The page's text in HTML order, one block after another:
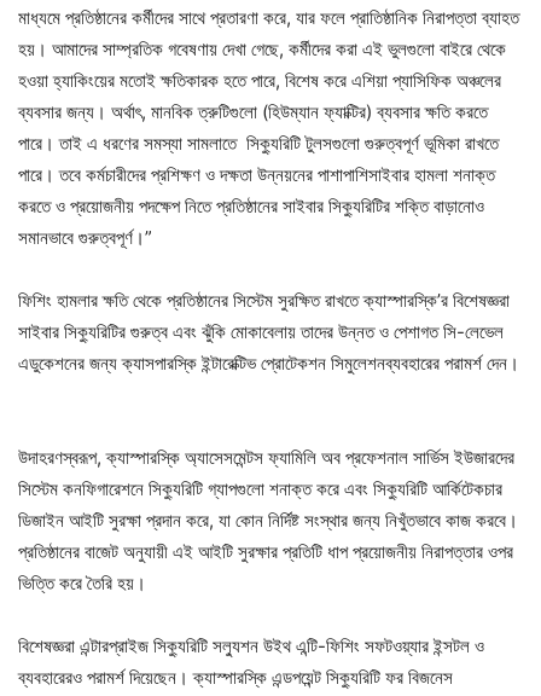
মাধ্যমে প্রতিষ্ঠানের কর্মীদের সাথে প্রতারণা করে, যার ফলে প্রাতিষ্ঠানিক নিরাপত্তা ব্যাহত
হয়। আমাদের সাম্প্রতিক গবেষণায় দেখা গেছে, কর্মীদের করা এই ভুলগুলো বাইরে থেকে
হওয়া হ্যাকিংয়ের মতোই ক্ষতিকারক হতে পারে, বিশেষ করে এশিয়া প্যাসিফিক অঞ্চলের
ব্যবসার জন্য। অর্থাৎ, মানবিক ত্রুটিগুলো (হিউম্যান ফ্যাক্টির) ব্যবসার ক্ষতি করতে
পারে। তাই এ ধরণের সমস্যা সামলাতে সিক্যুরিটি টুলসগুলো গুরুত্বপূর্ণ ভূমিকা রাখতে
পারে। তবে কর্মচারীদের প্রশিক্ষণ ও দক্ষতা উন্নয়নের পাশাপাশিসাইবার হামলা শনাক্ত
করতে ও প্রয়োজনীয় পদক্ষেপ নিতে প্রতিষ্ঠানের সাইবার সিক্যুরিটির শক্তি বাড়ানোও
সমানভাবে গুরুত্বপূর্ণ।”
ফিশিং হামলার ক্ষতি থেকে প্রতিষ্ঠানের সিস্টেম সুরক্ষিত রাখতে ক্যাস্পারস্কি’র বিশেষজ্ঞরা
সাইবার সিক্যুরিটির গুরুত্ব এবং ঝুঁকি মোকাবেলায় তাদের উন্নত ও পেশাগত সি-লেভেল
এডুকেশনের জন্য ক্যাসপারস্কি ইন্টারেক্টিভ প্রোটেকশন সিমুলেশনব্যবহারের পরামর্শ দেন।
উদাহরণস্বরূপ, ক্যাস্পারস্কি অ্যাসেসমেন্টস ফ্যামিলি অব প্রফেশনাল সার্ভিস ইউজারদের
সিস্টেম কনফিগারেশনে সিক্যুরিটি গ্যাপগুলো শনাক্ত করে এবং সিক্যুরিটি আর্কিটেকচার
ডিজাইন আইটি সুরক্ষা প্রদান করে, যা কোন নির্দিষ্ট সংস্থার জন্য নিখুঁতভাবে কাজ করবে।
প্রতিষ্ঠানের বাজেট অনুযায়ী এই আইটি সুরক্ষার প্রতিটি ধাপ প্রয়োজনীয় নিরাপত্তার ওপর
ভিত্তি করে তৈরি হয়।
বিশেষজ্ঞরা এন্টারপ্রাইজ সিক্যুরিটি সল্যুশন উইথ এন্টি-ফিশিং সফটওয়্যার ইন্সটল ও
ব্যবহারেরও পরামর্শ দিয়েছেন। ক্যাস্পারস্কি এন্ডপয়েন্ট সিক্যুরিটি ফর বিজনেস